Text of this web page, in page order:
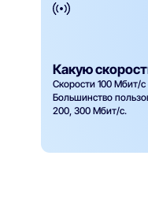
Какую
Скорости 100 Мбит/
Большинство
200, 300 Мбит/с.